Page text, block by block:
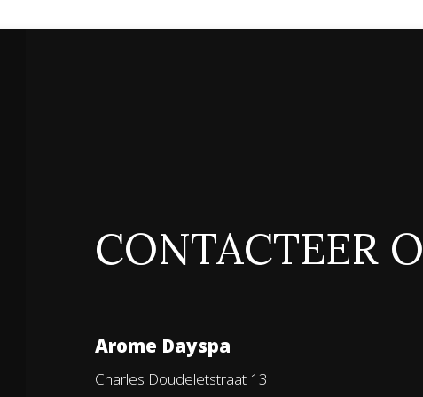
CONTACTEER
Arome Dayspa
Charles Doudeletstraat 13